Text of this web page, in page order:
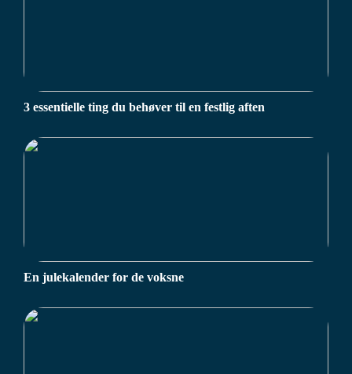
3 essentielle ting du behøver til en festlig aften
En julekalender for de voksne